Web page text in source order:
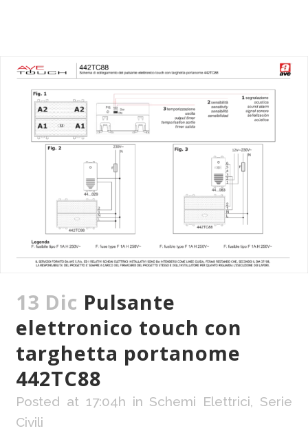
13 Dic Pulsante
elettronico touch con
targhetta portanome
442TC88
Posted at 17:04h in Schemi Elettrici, Serie
Civili